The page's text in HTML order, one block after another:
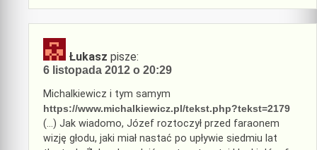
Łukasz pisze:
6 listopada 2012 o 20:29
Michalkiewicz i tym samym
https://www.michalkiewicz.pl/tekst.php?tekst=2179
(…) Jak wiadomo, Józef roztoczył przed faraonem
wizję głodu, jaki miał nastać po upływie siedmiu lat